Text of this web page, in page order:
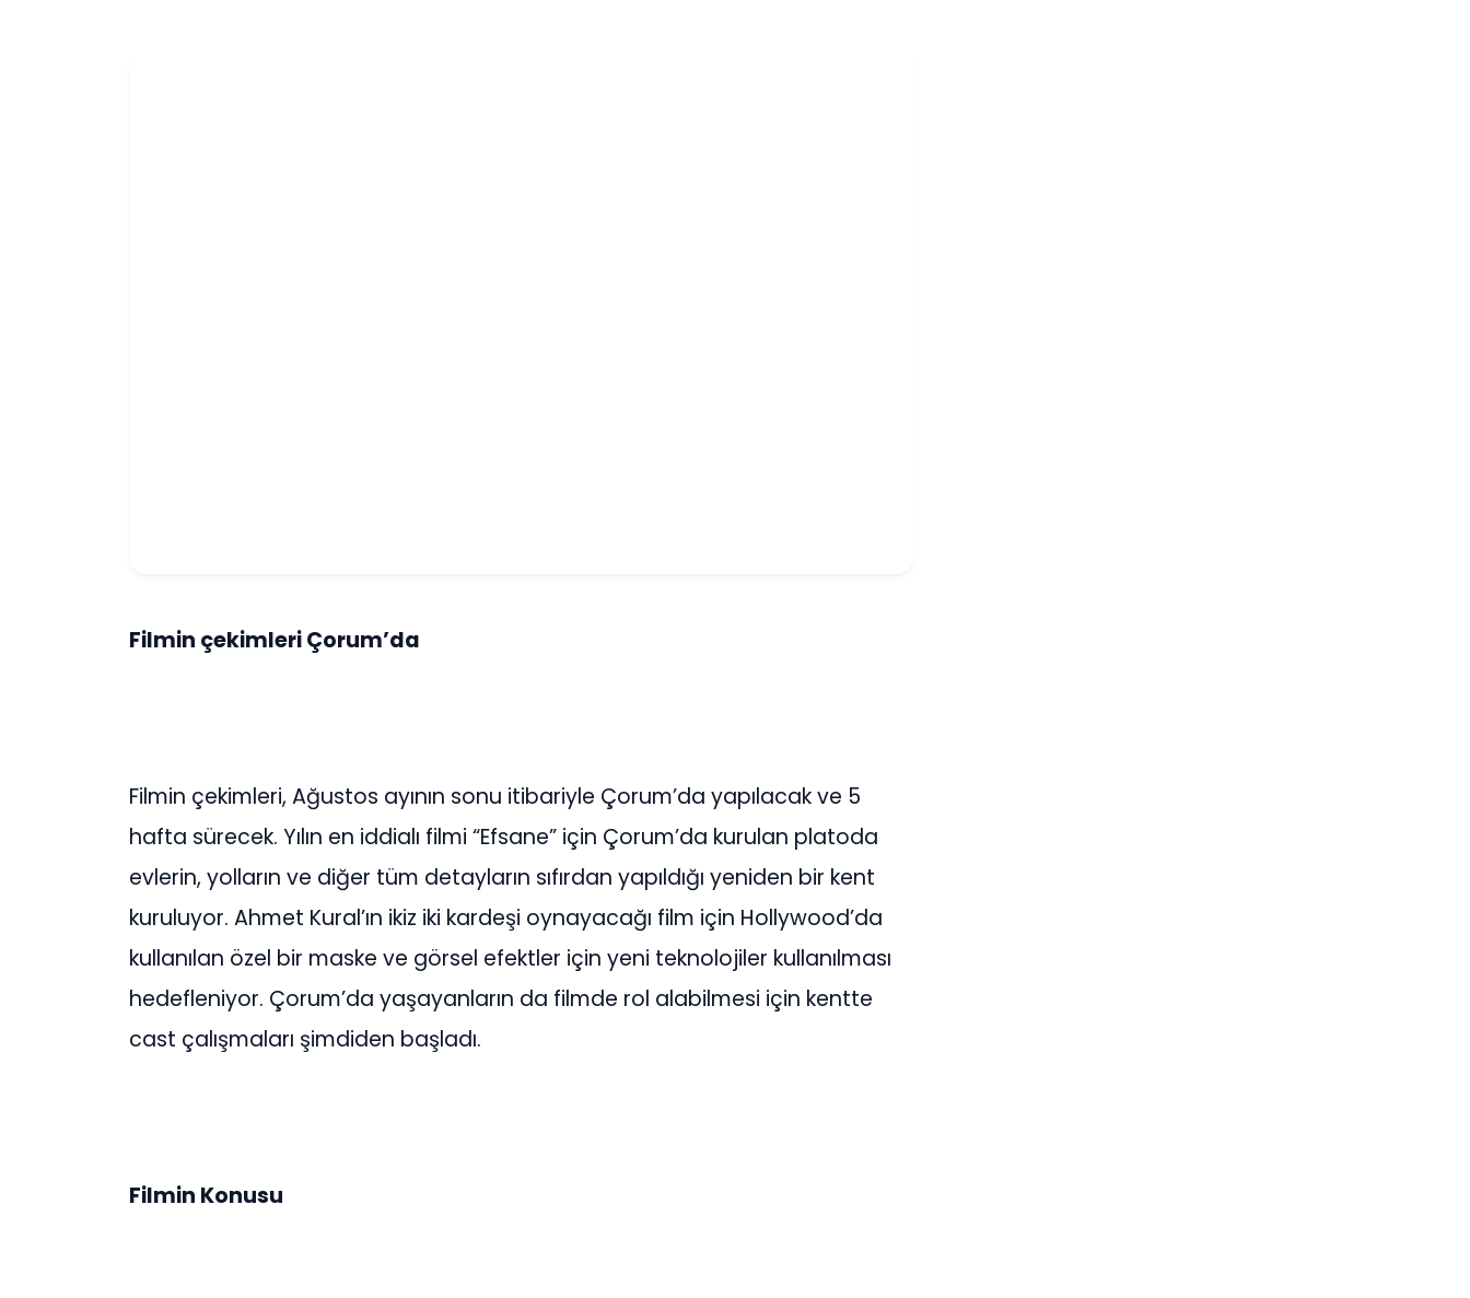
Filmin çekimleri Çorum’da
Filmin çekimleri, Ağustos ayının sonu itibariyle Çorum’da yapılacak ve 5
hafta sürecek. Yılın en iddialı filmi “Efsane” için Çorum’da kurulan platoda
evlerin, yolların ve diğer tüm detayların sıfırdan yapıldığı yeniden bir kent
kuruluyor. Ahmet Kural’ın ikiz iki kardeşi oynayacağı film için Hollywood’da
kullanılan özel bir maske ve görsel efektler için yeni teknolojiler kullanılması
hedefleniyor. Çorum’da yaşayanların da filmde rol alabilmesi için kentte
cast çalışmaları şimdiden başladı.
Filmin Konusu